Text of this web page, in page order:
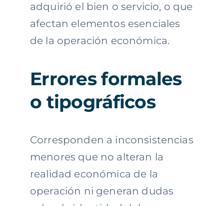
adquirió el bien o servicio, o que
afectan elementos esenciales
de la operación económica.
Errores formales
o tipográficos
Corresponden a inconsistencias
menores que no alteran la
realidad económica de la
operación ni generan dudas